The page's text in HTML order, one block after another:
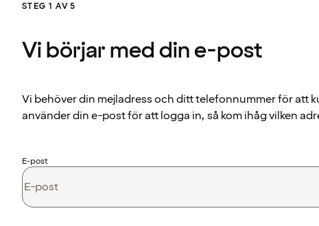
STEG 1 AV 5
Vi börjar med din e-post
Vi behöver din mejladress och ditt telefonnummer för att
använder din e-post för att logga in, så kom ihåg vilken
E-post